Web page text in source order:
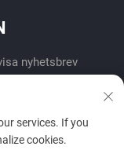
nyhetsbrev
services. If you
cookies.